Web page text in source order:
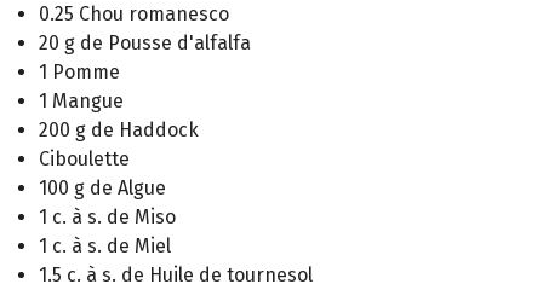
0.25 Chou romanesco
20 g de Pousse d'alfalfa
1 Pomme
1 Mangue
200 g de Haddock
Ciboulette
100 g de Algue
1 c. à s. de Miso
1 c. à s. de Miel
1.5 c. à s. de Huile de tournesol